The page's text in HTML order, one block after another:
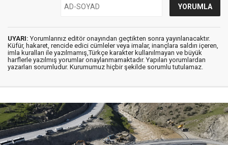
UYARI: Yorumlarınız editör onayından geçtikten sonra yayınlanacaktır.
Küfür, hakaret, rencide edici cümleler veya imalar, inançlara saldırı içeren,
imla kuralları ile yazılmamış,Türkçe karakter kullanılmayan ve büyük
harflerle yazılmış yorumlar onaylanmamaktadır. Yapılan yorumlardan
yazarları sorumludur. Kurumumuz hiçbir şekilde sorumlu tutulamaz.